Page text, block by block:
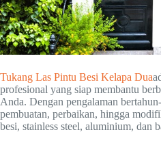
Tukang Las Pintu Besi Kelapa Dua
profesional yang siap membantu
Anda. Dengan pengalaman
pembuatan, perbaikan, hingga
besi, stainless steel, aluminium, dan